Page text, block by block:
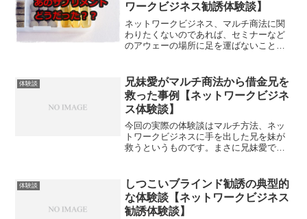
ワークビジネス勧誘体験談】
ネットワークビジネス、マルチ商法に関
わりたくないのであれば、セミナーなど
のアウェーの場所に足を運ばないことが
もう浸透してきているので、「あれ？こ
れってあのパターン？」み...
体験談
兄妹愛がマルチ商法から借金兄を
救った事例【ネットワークビジネ
ス体験談】
今回の実際の体験談はマルチ方法、ネッ
トワークビジネスに手を出した兄を妹が
救うというものです。まさに兄妹愛です
品を買い込んだり借金したりする可能性
も大きいので、身内は洗脳...
体験談
しつこいブラインド勧誘の典型的
な体験談【ネットワークビジネス
勧誘体験談】